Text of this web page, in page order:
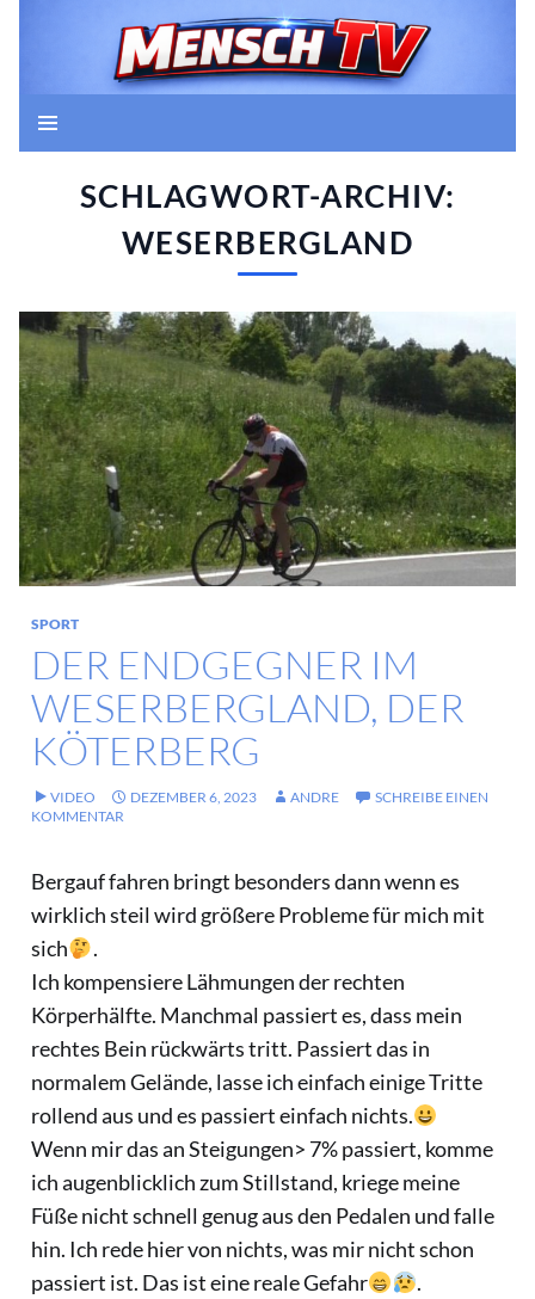
Mensch TV
Suchen
SCHLAGWORT-ARCHIV:
WESERBERGLAND
SPORT
DER ENDGEGNER IM
WESERBERGLAND, DER
KÖTERBERG
VIDEO DEZEMBER 6, 2023 ANDRE
SCHREIBE EINEN
KOMMENTAR
Bergauffahren bringt besonders dann wenn es
wirklich steil wird größere Probleme für mich mit
sich
.
Ich kompensiere Lähmungen der rechten
Körperhälfte. Manchmal passiert es, dass mein
rechtes Bein rückwärts tritt. Passiert das in
normalem Gelände, lasse ich einfach einige Tritte
rollend aus und es passiert einfach nichts.
Wenn mir das an Steigungen> 7% passiert, komme
ich augenblicklich zum Stillstand, kriege meine
Füße nicht schnell genug aus den Pedalen und falle
hin. Ich rede hier von nichts, was mir nicht schon
passiert ist. Das ist eine reale Gefahr
.